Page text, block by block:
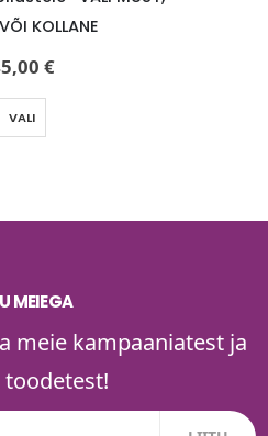
KOLLANE
€
VALI
MEIEGA
meie kampaaniatest ja